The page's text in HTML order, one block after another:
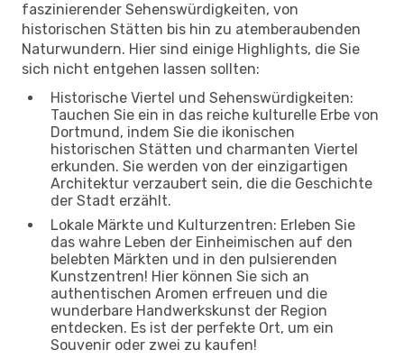
faszinierender Sehenswürdigkeiten, von
historischen Stätten bis hin zu atemberaubenden
Naturwundern. Hier sind einige Highlights, die Sie
sich nicht entgehen lassen sollten:
Historische Viertel und Sehenswürdigkeiten:
Tauchen Sie ein in das reiche kulturelle Erbe von
Dortmund, indem Sie die ikonischen
historischen Stätten und charmanten Viertel
erkunden. Sie werden von der einzigartigen
Architektur verzaubert sein, die die Geschichte
der Stadt erzählt.
Lokale Märkte und Kulturzentren: Erleben Sie
das wahre Leben der Einheimischen auf den
belebten Märkten und in den pulsierenden
Kunstzentren! Hier können Sie sich an
authentischen Aromen erfreuen und die
wunderbare Handwerkskunst der Region
entdecken. Es ist der perfekte Ort, um ein
Souvenir oder zwei zu kaufen!